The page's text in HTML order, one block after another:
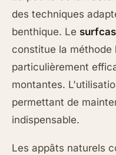
des techniques
benthique. Le
constitue la méthode
particulièrement
montantes.
permettant de
indispensable.
Les appâts naturels